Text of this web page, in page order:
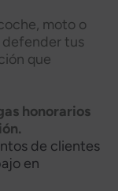
moto o
defender tus
que
honorarios
de clientes
en